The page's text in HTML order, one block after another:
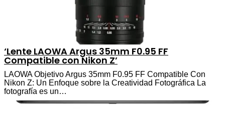
‘Lente LAOWA Argus 35mm F0.95 FF
Compatible con Nikon Z’
LAOWA Objetivo Argus 35mm F0.95 FF Compatible Con
Nikon Z: Un Enfoque sobre la Creatividad Fotográfica La
fotografía es un…